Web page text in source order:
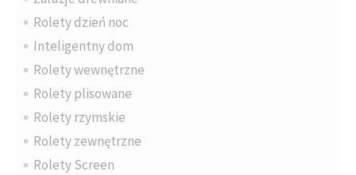
Rolety dzień noc
Inteligentny dom
Rolety wewnętrzne
Rolety plisowane
Rolety rzymskie
Rolety zewnętrzne
Rolety Screen